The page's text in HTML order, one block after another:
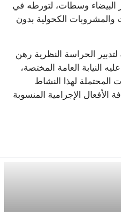
البيضاء وسطات، لتورطه في
والمشروبات الكحولية بدون
الحراسة النظرية رهن
النيابة العامة المختصة،
المحتملة لهذا النشاط
الإجرامية المنسوبة